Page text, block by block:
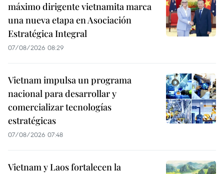
máximo dirigente vietnamita marca
una nueva etapa en Asociación
Estratégica Integral
07/08/2026 08:29
Vietnam impulsa un programa
nacional para desarrollar y
comercializar tecnologías
estratégicas
07/08/2026 07:48
Vietnam y Laos fortalecen la